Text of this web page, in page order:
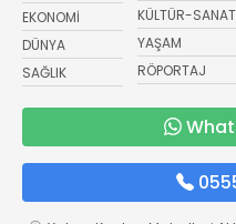
EKONOMİ
DÜNYA
SAĞLIK
KÜLTÜR-SANAT
YAŞAM
RÖPORTAJ